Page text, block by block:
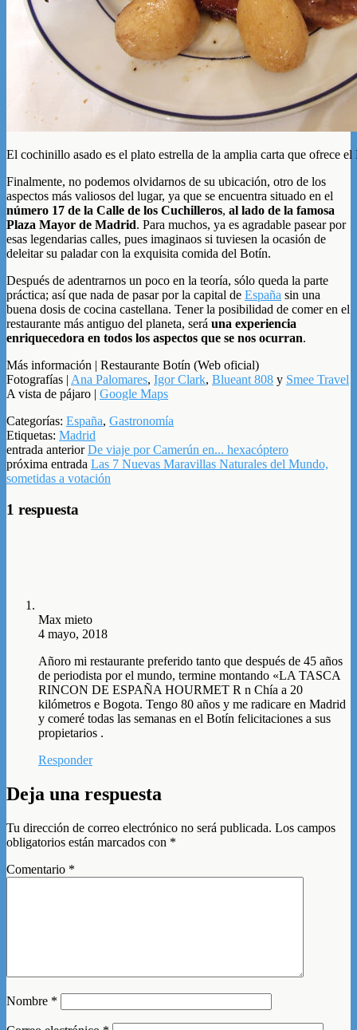
El cochinillo asado es el plato estrella de la amplia carta que ofrece el
Finalmente, no podemos olvidarnos de su ubicación, otro de los
aspectos más valiosos del lugar, ya que se encuentra situado en el
número 17 de la Calle de los Cuchilleros, al lado de la famosa
Plaza Mayor de Madrid. Para muchos, ya es agradable pasear por
esas legendarias calles, pues imaginaos si tuviesen la ocasión de
deleitar su paladar con la exquisita comida del Botín.
Después de adentrarnos un poco en la teoría, sólo queda la parte
práctica; así que nada de pasar por la capital de España sin una
buena dosis de cocina castellana. Tener la posibilidad de comer en el
restaurante más antiguo del planeta, será una experiencia
enriquecedora en todos los aspectos que se nos ocurran.
Más información | Restaurante Botín (Web oficial)
Fotografías | Ana Palomares, Igor Clark, Blueant 808 y Smee Travel
A vista de pájaro | Google Maps
Categorías: España, Gastronomía
Etiquetas: Madrid
entrada anteriorDe viaje por Camerún en... hexacóptero
próxima entrada Las 7 Nuevas Maravillas Naturales del Mundo,
sometidas a votación
1 respuesta
Max mieto
4 mayo, 2018
Añoro mi restaurante preferido tanto que después de 45 años
de periodista por el mundo, termine montando «LA TASCA
RINCON DE ESPAÑA HOURMET R n Chía a 20
kilómetros e Bogota. Tengo 80 años y me radicare en Madrid
y comeré todas las semanas en el Botín felicitaciones a sus
propietarios .
Responder
Deja una respuesta
Tu dirección de correo electrónico no será publicada. Los campos
obligatorios están marcados con *
Comentario *
Nombre *